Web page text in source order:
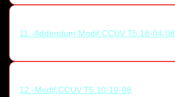
11.-Addendum Modif.CCUV.T5.18-04-08
12.-Modif.CCUV.T5.10-10-08